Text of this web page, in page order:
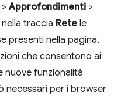
>Approfondimenti >
traccia Rete le
presenti nella pagina,
che consentono ai
nuove funzionalità
necessari per i browser